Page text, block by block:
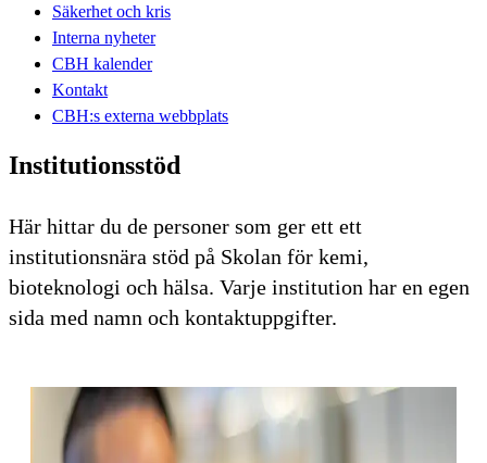
Säkerhet och kris
Interna nyheter
CBH kalender
Kontakt
CBH:s externa webbplats
Institutionsstöd
Här hittar du de personer som ger ett ett
institutionsnära stöd på Skolan för kemi,
bioteknologi och hälsa. Varje institution har en egen
sida med namn och kontaktuppgifter.